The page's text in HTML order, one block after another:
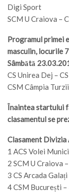
Digi Sport
SCM U Craiova –
Programul primei
masculin, locurile
Sâmbătă
CS Unirea Dej –
CSM Câmpia
Înaintea startului
clasamentul se
Clasament Divizia
1 ACS Volei
2 SCM U Craiova
3 CS Arcada
4 CSM București